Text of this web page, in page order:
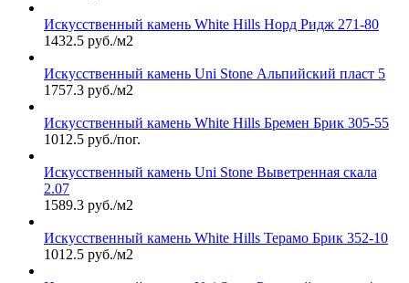
Искусственный камень White Hills Норд Ридж 271-80
1432.5 руб./м2
Искусственный камень Uni Stone Альпийский пласт 5
1757.3 руб./м2
Искусственный камень White Hills Бремен Брик 305-55
1012.5 руб./пог.
Искусственный камень Uni Stone Выветренная скала
2.07
1589.3 руб./м2
Искусственный камень White Hills Терамо Брик 352-10
1012.5 руб./м2